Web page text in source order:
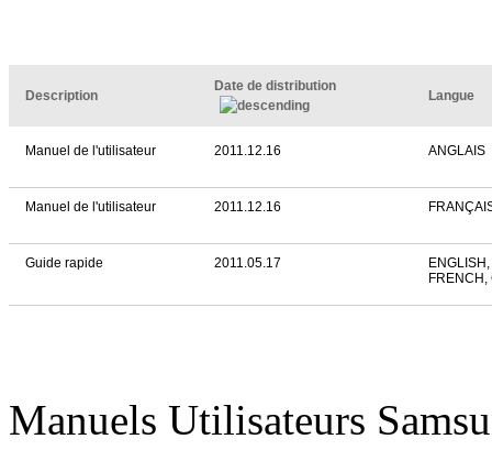
Manuel de l'utilisateur 2011.12.16 ANGLAIS